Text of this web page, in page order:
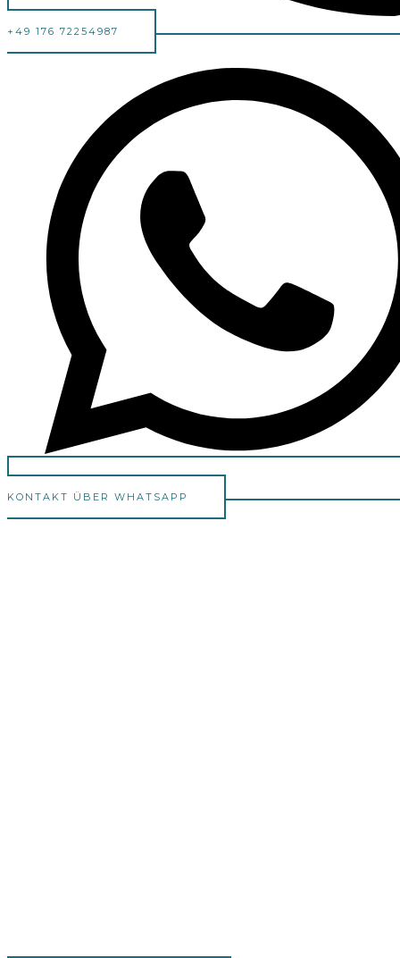
+49 176 72254987
KONTAKT ÜBER WHATSAPP